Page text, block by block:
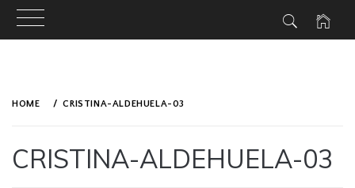
HOME CRISTINA-ALDEHUELA-03
CRISTINA-ALDEHUELA-03